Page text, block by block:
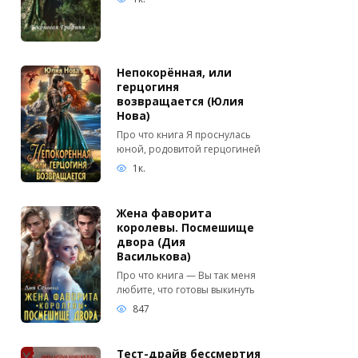
Непокорённая, или
герцогиня
возвращается (Юлия
Нова)
Про что книга Я проснулась
юной, родовитой герцогиней
1к.
Жена фаворита
королевы. Посмешище
двора (Дия
Василькова)
Про что книга — Вы так меня
любите, что готовы выкинуть
847
Тест-драйв бессмертия